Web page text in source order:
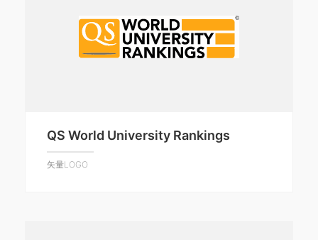
QS World University Rankings
矢量LOGO